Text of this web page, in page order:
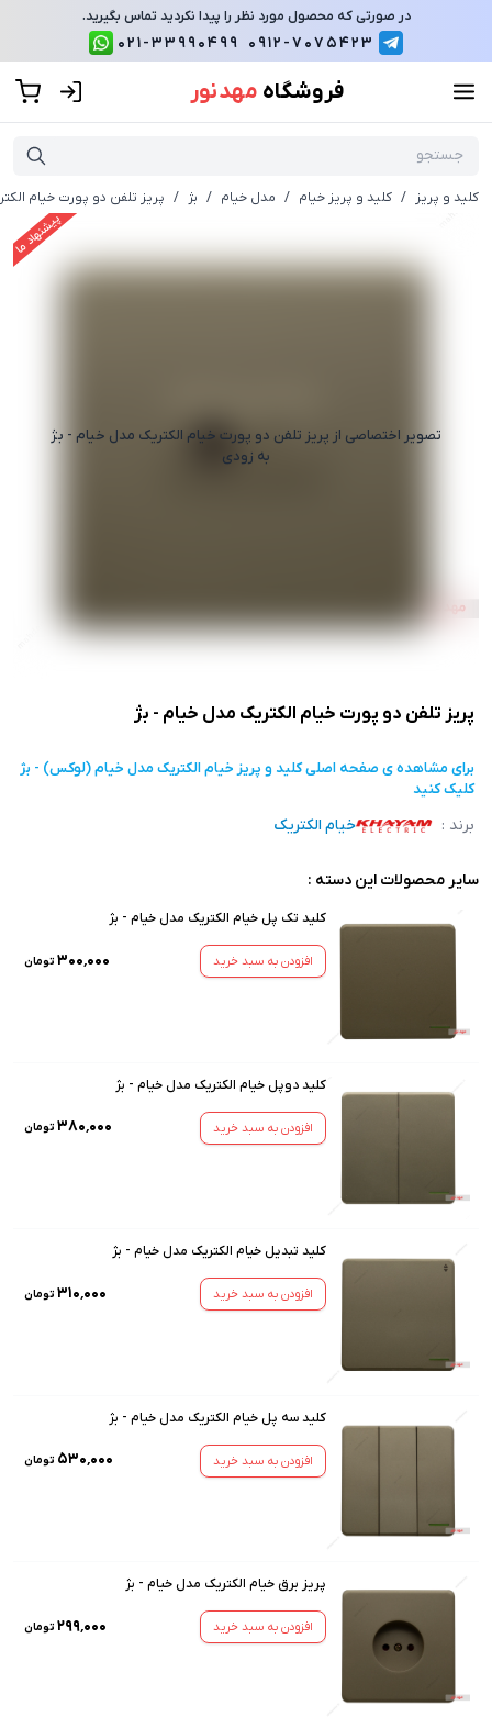
در صورتی که محصول مورد نظر را پیدا نکردید تماس بگیرید.
0912-7075423
021-33990499
فروشگاه مهد نور
کلید و پریز / کلید و پریز خیام / مدل خیام / بژ / پریز تلفن دو پورت خیام
پیشنهاد ما
تصویر اختصاصی از پریز تلفن دو پورت خیام الکتریک مدل خیام - بژ
به زودی
پریز تلفن دو پورت خیام الکتریک مدل خیام - بژ
برای مشاهده ی صفحه اصلیکلید و پریز خیام الکتریک مدل خیام (لوکس) - بژ
کلیک کنید
برند : خیام الکتریک
سایر محصولات این دسته :
کلید تک پل خیام الکتریک مدل خیام - بژ
افزودن به سبد خرید ۳۰۰٬۰۰۰ تومان
کلید دوپل خیام الکتریک مدل خیام - بژ
افزودن به سبد خرید ۳۸۰٬۰۰۰ تومان
کلید تبدیل خیام الکتریک مدل خیام - بژ
افزودن به سبد خرید ۳۱۰٬۰۰۰ تومان
کلید سه پل خیام الکتریک مدل خیام - بژ
افزودن به سبد خرید ۵۳۰٬۰۰۰ تومان
پریز برق خیام الکتریک مدل خیام - بژ
افزودن به سبد خرید ۲۹۹٬۰۰۰ تومان